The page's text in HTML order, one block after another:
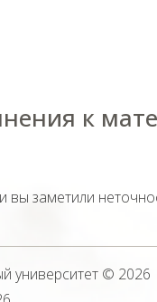
к
вы заметили
университет © 2026